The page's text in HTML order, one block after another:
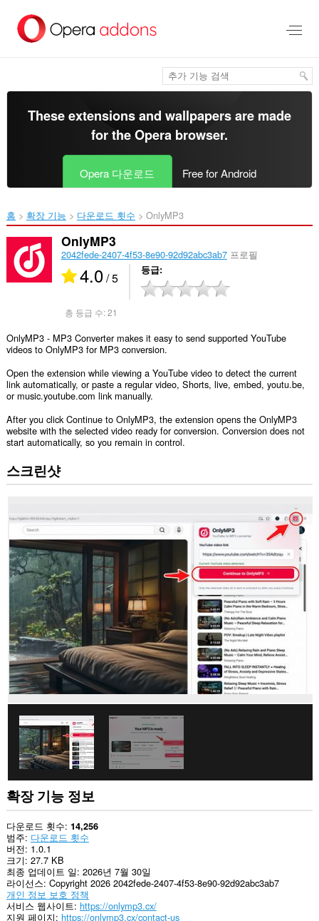
건
These extensions and wallpapers are made
for theOpera browser.
Opera 다운로드 Free for Android
홈 확장 기능 다운로드 횟수 OnlyMP3‎
OnlyMP3
2042fede-2407-4f53-8e90-92d92abc3ab7프로필
4.0/ 5 등급
총 등급 수:21
OnlyMP3 - MP3 Converter makes it easy to send supported YouTube
videos to OnlyMP3 for MP3 conversion.
Open the extension while viewing a YouTube video to detect the current
link automatically, or paste a regular video, Shorts, live, embed, youtu.be,
or music.youtube.com link manually.
After you click Continue to OnlyMP3, the extension opens the OnlyMP3
website with the selected video ready for conversion. Conversion does not
start automatically, so you remain in control.
스크린샷
확장 기능 정보
다운로드 횟수 14,256
범주 다운로드 횟수
버전 1.0.1
크기 27.7 KB
최종 업데이트 일 2026년 7월 30일
라이선스 Copyright 2026 2042fede-2407-4f53-8e90-92d92abc3ab7
개인 정보 보호 정책
서비스 웹사이트 https://onlymp3.cx/
지원 페이지 https://onlymp3.cx/contact-us